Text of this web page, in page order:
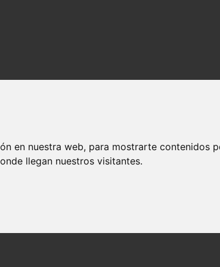
en nuestra web, para mostrarte contenidos
llegan nuestros visitantes.